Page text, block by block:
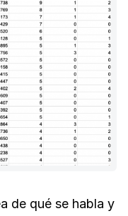
de qué se habla y